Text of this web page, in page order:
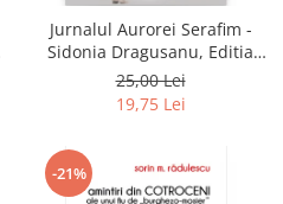
Jurnalul Aurorei Serafim -
Sidonia Dragusanu, Editia
2020
25,00 Lei
19,75 Lei
-21%